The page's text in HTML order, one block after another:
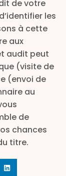
de votre
les
à cette
aux
audit peut
(visite de
(envoi de
au
de
chances
titre.